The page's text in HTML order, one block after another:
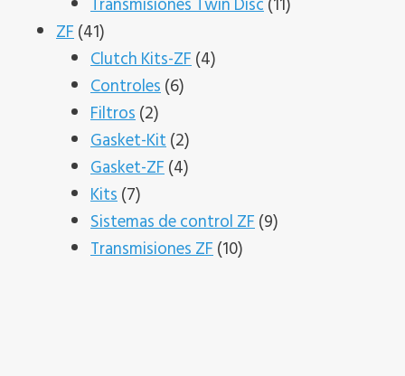
ZF 4141
productos
Clutch Kits-ZF 44
Controles 66
Filtros 22
productos
Gasket-Kit 22
productos
Gasket-ZF 44
Kits 77
productos
Sistemas de control ZF 99
Transmisiones ZF 1010